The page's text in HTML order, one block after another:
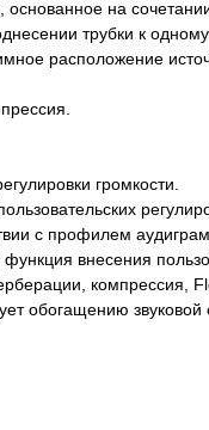
на
трубки к одному
расположение
громкости.
с профилем
внесения
компрессия,
обогащению